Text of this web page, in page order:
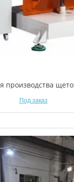
производства
Под заказ